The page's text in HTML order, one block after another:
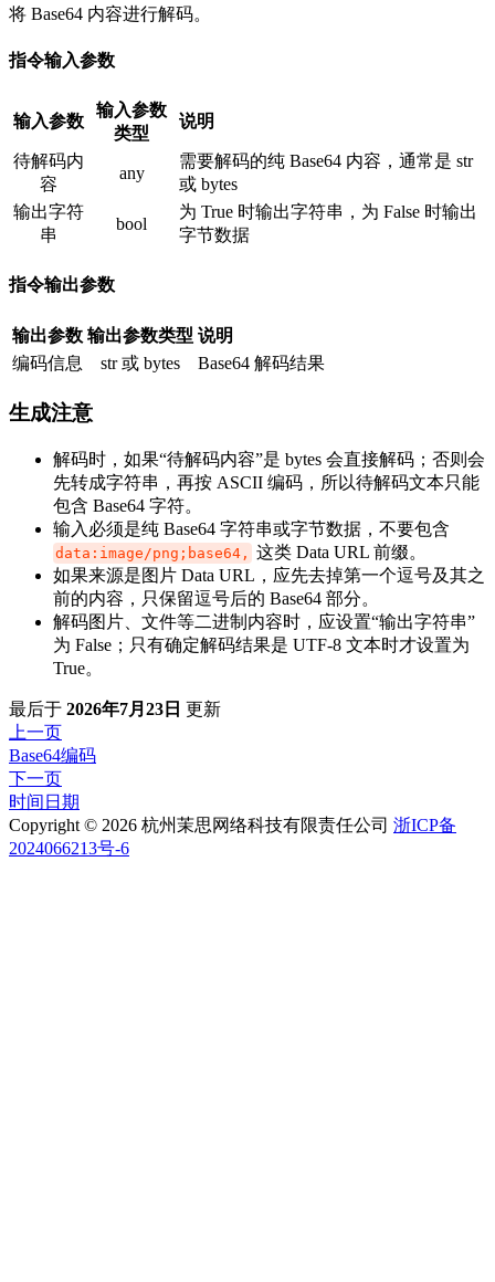
将 Base64 内容进行解码。
指令输入参数
输入参数
输入参数
类型
说明
待解码内
容
any
需要解码的纯 Base64 内容，通常是 str
或 bytes
输出字符
串
bool
为 True 时输出字符串，为 False 时输出
字节数据
指令输出参数
输出参数 输出参数类型 说明
编码信息
str 或 bytes Base64 解码结果
生成注意
解码时，如果“待解码内容”是 bytes 会直接解码；否则会
先转成字符串，再按 ASCII 编码，所以待解码文本只能
包含 Base64 字符。
输入必须是纯 Base64 字符串或字节数据，不要包含
data:image/png;base64, 这类 Data URL 前缀。
如果来源是图片 Data URL，应先去掉第一个逗号及其之
前的内容，只保留逗号后的 Base64 部分。
解码图片、文件等二进制内容时，应设置“输出字符串”
为 False；只有确定解码结果是 UTF-8 文本时才设置为
True。
最后于 2026年7月23日 更新
上一页
Base64编码
下一页
时间日期
Copyright © 2026 杭州茉思网络科技有限责任公司 浙ICP备
2024066213号-6